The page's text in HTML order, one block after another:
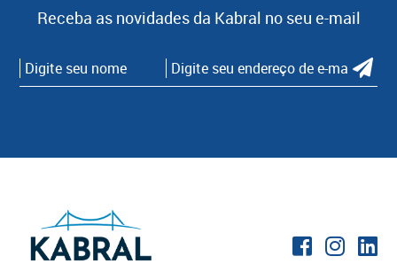
Receba as novidades da Kabral no seu e-mail